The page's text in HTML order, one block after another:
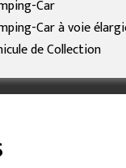
Car
Car à voie
de Collection